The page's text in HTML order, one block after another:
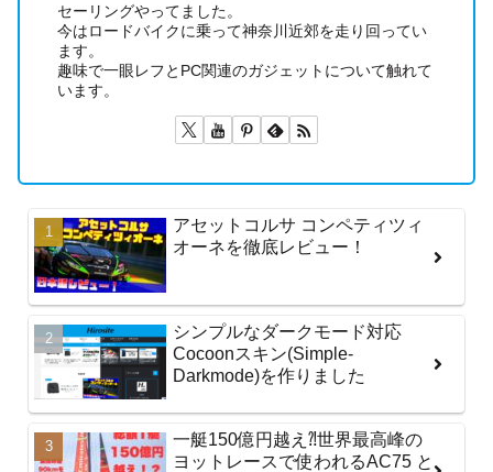
セーリングやってました。
今はロードバイクに乗って神奈川近郊を走り回ってい
ます。
趣味で一眼レフとPC関連のガジェットについて触れて
います。
アセットコルサ コンペティツィ
オーネを徹底レビュー！
シンプルなダークモード対応
Cocoonスキン(Simple-
Darkmode)を作りました
一艇150億円越え⁈世界最高峰の
ヨットレースで使われるAC75 と